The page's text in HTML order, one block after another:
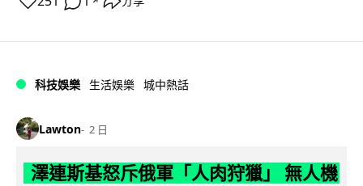
科技娛樂 生活娛樂 城中熱話
Lawton 2 日
澤連斯基怒斥俄軍「人肉狩獵」 無人機